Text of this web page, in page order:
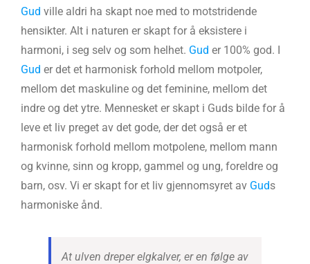
Gud ville aldri ha skapt noe med to motstridende
hensikter. Alt i naturen er skapt for å eksistere i
harmoni, i seg selv og som helhet. Gud er 100% god. I
Gud er det et harmonisk forhold mellom motpoler,
mellom det maskuline og det feminine, mellom det
indre og det ytre. Mennesket er skapt i Guds bilde for å
leve et liv preget av det gode, der det også er et
harmonisk forhold mellom motpolene, mellom mann
og kvinne, sinn og kropp, gammel og ung, foreldre og
barn, osv. Vi er skapt for et liv gjennomsyret av Guds
harmoniske ånd.
At ulven dreper elgkalver, er en følge av